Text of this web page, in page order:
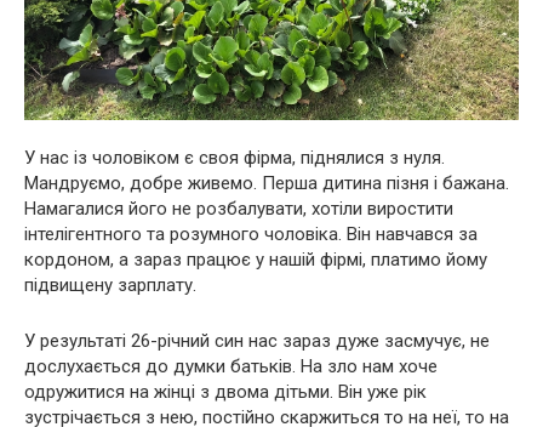
У нас із чоловіком є своя фірма, піднялися з нуля.
Мандруємо, добре живемо. Перша дитина пізня і бажана.
Намагалися його не розбалувати, хотіли виростити
інтелігентного та розумного чоловіка. Він навчався за
кордоном, а зараз працює у нашій фірмі, платимо йому
підвищену зарплату.
У результаті 26-річний син нас зараз дуже засмучує, не
дослухається до думки батьків. На зло нам хоче
одружитися на жінці з двома дітьми. Він уже рік
зустрічається з нею, постійно скаржиться то на неї, то на